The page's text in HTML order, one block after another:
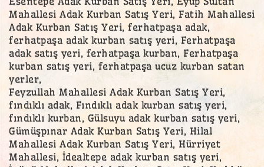
Mahallesi Adak Kurban Satış Yeri, Fatih Mahallesi
Adak Kurban Satış Yeri, ferhatpaşa adak,
ferhatpaşa adak kurban satış yeri, Ferhatpaşa
adak satış yeri, ferhatpaşa kurban, Ferhatpaşa
kurban satış yeri, ferhatpaşa ucuz kurban satan
yerler,
Feyzullah Mahallesi Adak Kurban Satış Yeri,
fındıklı adak, Fındıklı adak kurban satış yeri,
fındıklı kurban, Gülsuyu adak kurban satış yeri,
Gümüşpınar Adak Kurban Satış Yeri, Hilal
Mahallesi Adak Kurban Satış Yeri, Hürriyet
Mahallesi, İdealtepe adak kurban satış yeri,